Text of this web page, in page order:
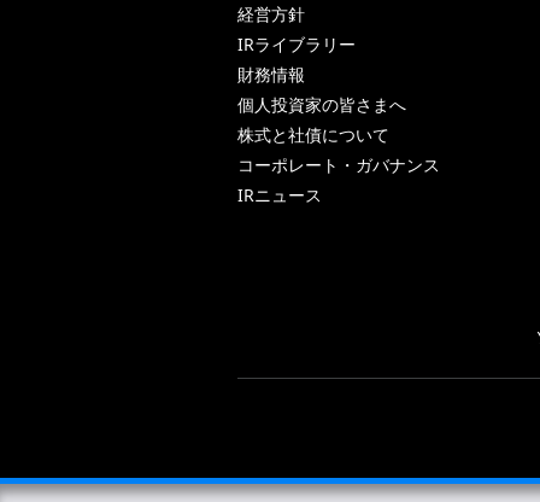
経営方針
IRライブラリー
財務情報
個人投資家の皆さまへ
株式と社債について
コーポレート・ガバナンス
IRニュース